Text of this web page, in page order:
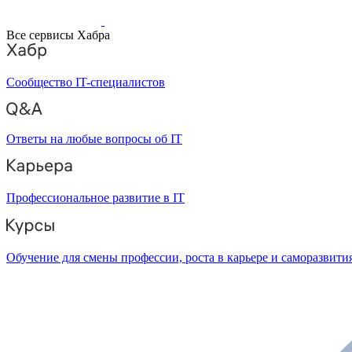
Все сервисы Хабра
Сообщество IT-специалистов
Ответы на любые вопросы об IT
Профессиональное развитие в IT
Обучение для смены профессии, роста в карьере и